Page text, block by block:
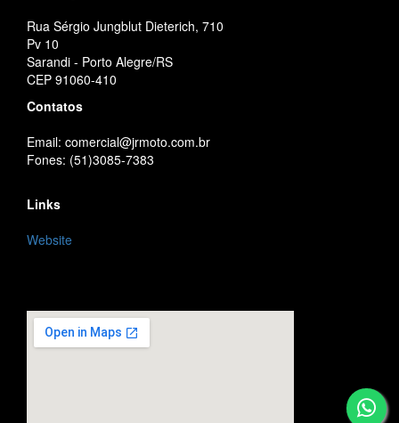
Rua Sérgio Jungblut Dieterich, 710
Pv 10
Sarandi - Porto Alegre/RS
CEP 91060-410
Contatos
Email: comercial@jrmoto.com.br
Fones: (51)3085-7383
Links
Website